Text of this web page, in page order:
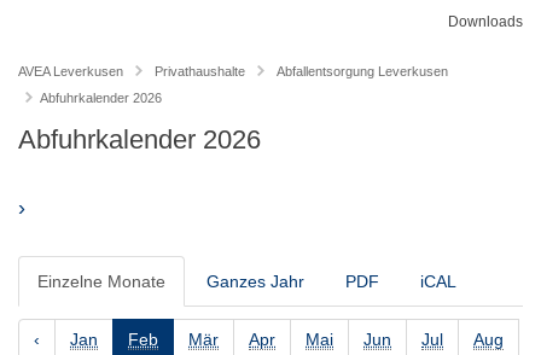
Downloads
AVEA Leverkusen Privathaushalte
Abfallentsorgung Leverkusen
Abfuhrkalender 2026
Abfuhrkalender 2026
›
Einzelne Monate Ganzes Jahr PDF iCAL
‹ Jan Feb Mär Apr Mai Jun Jul Aug